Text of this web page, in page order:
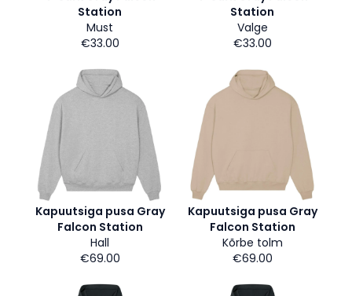
Station
Must
€33.00
Station
Valge
€33.00
Kapuutsiga pusa Gray
Falcon Station
Hall
€69.00
Kapuutsiga pusa Gray
Falcon Station
Kõrbe tolm
€69.00